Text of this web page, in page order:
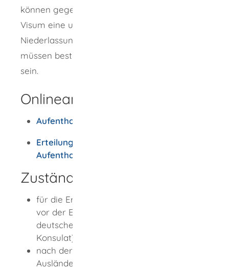
können gegebenenfalls i
Visum eine unbefristete
Niederlassungserlaubnis erhalten. Dafür
müssen bestimmte Voraussetzungen erfüllt
sein.
Onlineantrag und Formulare
Aufenthaltstitel beantragen
Erteilung bzw. Verlängerung eines
Aufenthaltstitels - Antrag
Zuständige Stelle
für die Erteilung eines nationalen Visums
vor der Einreise in das Bundesgebiet: die
deutsche Auslandsvertretung (Botschaft,
Konsulat)
nach der Einreise: die Ausländerbehörde
Ausländerbehörde ist